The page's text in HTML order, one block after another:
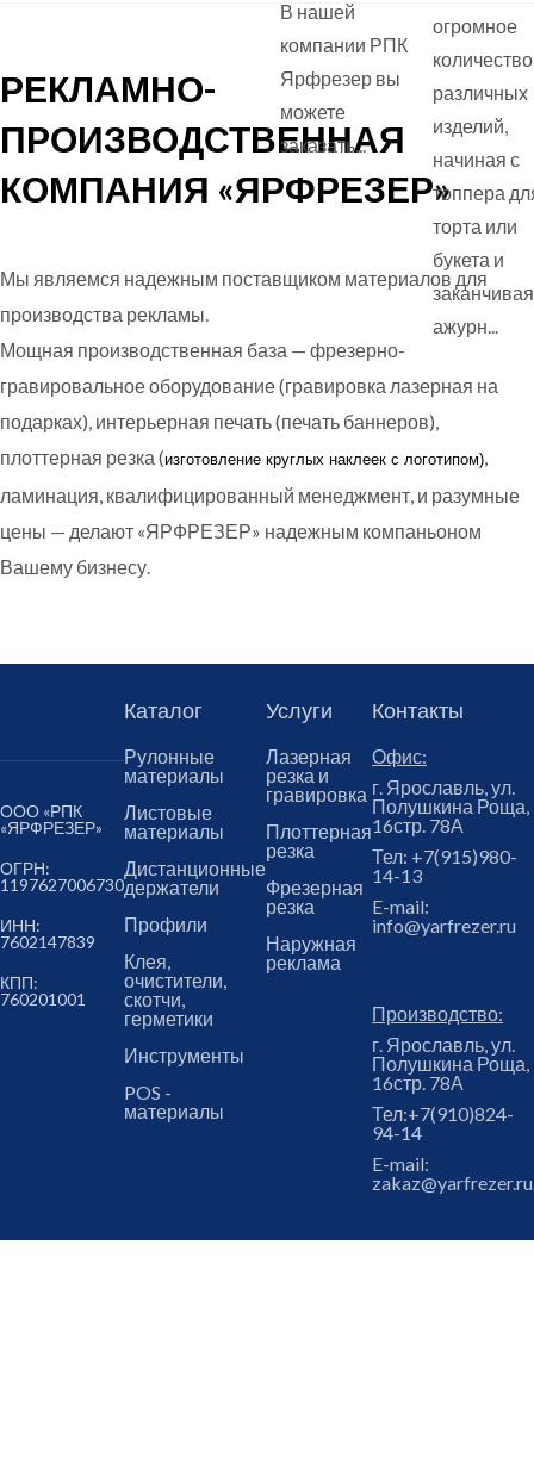
В нашей
компании РПК
Ярфрезер вы
можете
заказать...
огромное
количество
различных
изделий,
начиная с
топпера
торта или
букета и
заканчивая
ажурн...
РЕКЛАМНО-
ПРОИЗВОДСТВЕННАЯ
КОМПАНИЯ «ЯРФРЕЗЕР»
Мы являемся надежным поставщиком материалов для
производства рекламы.
Мощная производственная база — фрезерно-
гравировальное оборудование (гравировка лазерная на
подарках), интерьерная печать (печать баннеров),
плоттерная резка (изготовление круглых наклеек с логотипом),
ламинация, квалифицированный менеджмент, и разумные
цены — делают «ЯРФРЕЗЕР» надежным компаньоном
Вашему бизнесу.
ООО «РПК
«ЯРФРЕЗЕР»
ОГРН:
1197627006730
ИНН:
7602147839
КПП:
760201001
Каталог
Рулонные
материалы
Листовые
материалы
Дистанционные
держатели
Профили
Клея,
очистители,
скотчи,
герметики
Инструменты
POS -
материалы
Услуги
Лазерная
резка и
гравировка
Плоттерная
резка
Фрезерная
резка
Наружная
реклама
Контакты
Офис:
г. Ярославль, ул.
Полушкина Роща,
16стр. 78А
Тел: +7(915)980-
14-13
E-mail:
info@yarfrezer.ru
Производство:
г. Ярославль, ул.
Полушкина Роща,
16стр. 78А
Тел:+7(910)824-
94-14
E-mail:
zakaz@yarfrezer.ru